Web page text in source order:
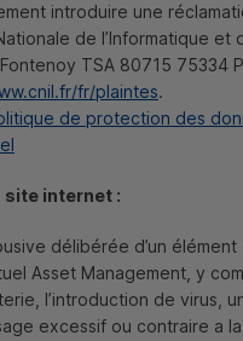
introduire une
de l’Informatique et
TSA 80715 75334
fr/plaintes.
de protection des
site internet :
délibérée d’un élément
Asset Management , y
l’introduction de virus,
excessif ou contraire a